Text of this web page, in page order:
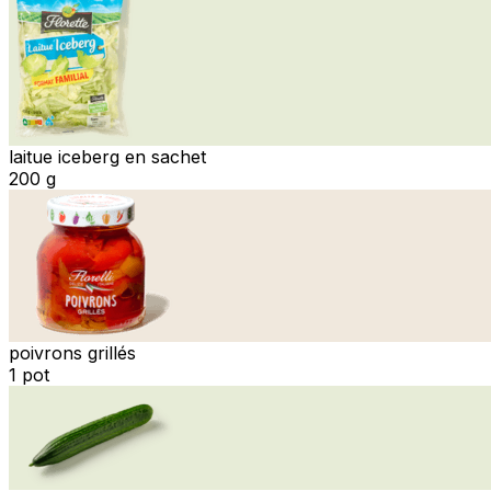
laitue iceberg en sachet
200 g
poivrons grillés
1 pot